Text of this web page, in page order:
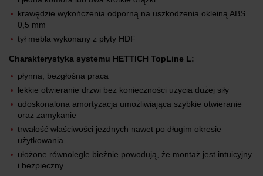
krawędzie wykończenia odporną na uszkodzenia okleiną ABS
0,5 mm
tył mebla wykonany z płyty HDF
Charakterystyka systemu HETTICH TopLine L:
płynna, bezgłośna praca
lekkie otwieranie drzwi bez konieczności użycia dużej siły
udoskonalona amortyzacja umożliwiająca szybkie otwieranie
oraz zamykanie
trwałość właściwości jezdnych nawet po długim okresie
użytkowania
ułożone równolegle bieżnie powodują, że montaż jest intuicyjny
i bezpieczny